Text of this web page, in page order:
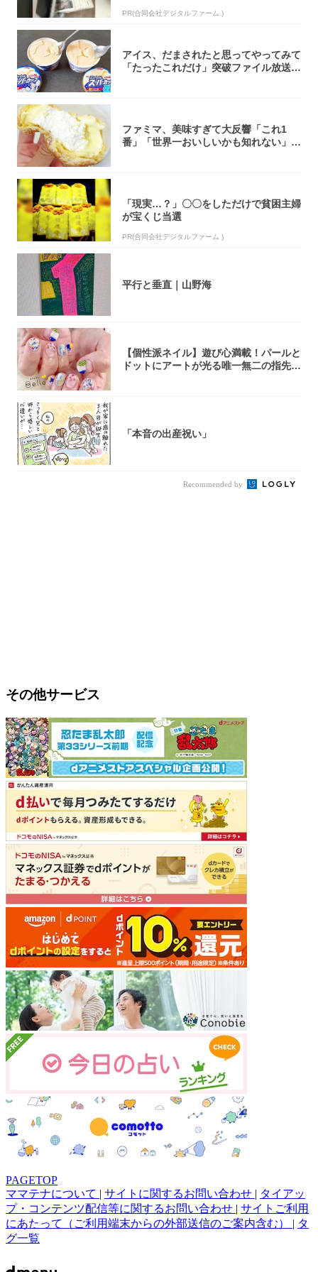
PR(合同会社デジタルファーム )
アイス、だまされたと思ってやってみて
「たったこれだけ」突破ファイル放送で
ファミマ、美味すぎて大反響「これ1
番」「世界一おいしいかも知れない」
「現実…？」〇〇をしただけで貧困主婦
が宝くじ当選
PR(合同会社デジタルファーム )
平行と垂直｜山野海
【個性派ネイル】遊び心満載！パールと
ドットにアートが光る唯一無二の指先が
「本音の出産祝い」
Recommended by
その他サービス
PAGETOP
ママテナについて | サイトに関するお問い合わせ | タイアッ
プ・コンテンツ配信等に関するお問い合わせ | サイトご利用
にあたって（ご利用端末からの外部送信のご案内含む） | タ
グ一覧